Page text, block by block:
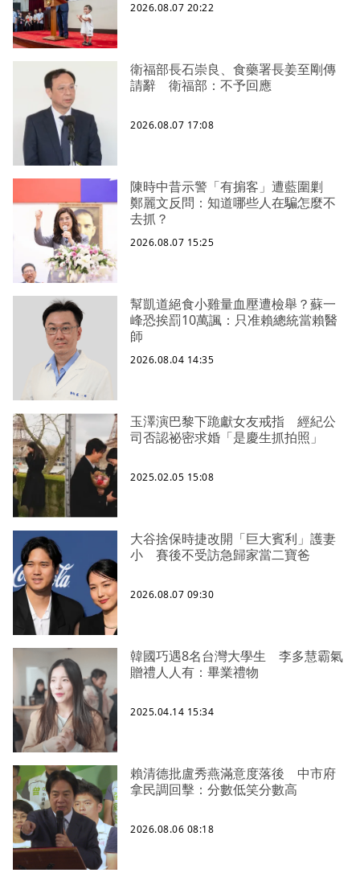
2026.08.07 20:22
衛福部長石崇良、食藥署長姜至剛傳
請辭 衛福部：不予回應
2026.08.07 17:08
陳時中昔示警「有掮客」遭藍圍剿
鄭麗文反問：知道哪些人在騙怎麼不
去抓？
2026.08.07 15:25
幫凱道絕食小雞量血壓遭檢舉？蘇一
峰恐挨罰10萬諷：只准賴總統當賴醫
師
2026.08.04 14:35
玉澤演巴黎下跪獻女友戒指 經紀公
司否認祕密求婚「是慶生抓拍照」
2025.02.05 15:08
大谷捨保時捷改開「巨大賓利」護妻
小 賽後不受訪急歸家當二寶爸
2026.08.07 09:30
韓國巧遇8名台灣大學生 李多慧霸氣
贈禮人人有：畢業禮物
2025.04.14 15:34
賴清德批盧秀燕滿意度落後 中市府
拿民調回擊：分數低笑分數高
2026.08.06 08:18